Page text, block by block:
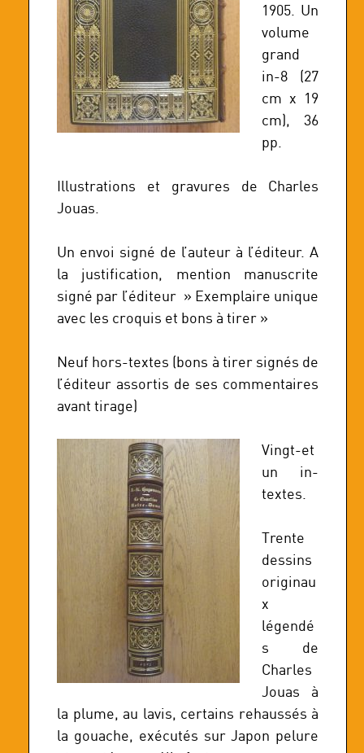
1905. Un
volume
grand
in-8 (27
cm x 19
cm), 36
pp.
Illustrations et gravures de Charles
Jouas.
Un envoi signé de l’auteur à l’éditeur. A
la justification, mention manuscrite
signé par l’éditeur » Exemplaire unique
avec les croquis et bons à tirer »
Neuf hors-textes (bons à tirer signés de
l’éditeur assortis de ses commentaires
avant tirage)
Vingt-et
un in-
textes.
Trente
dessins
originau
x
légendé
s de
Charles
Jouas à
la plume, au lavis, certains rehaussés à
la gouache, exécutés sur Japon pelure